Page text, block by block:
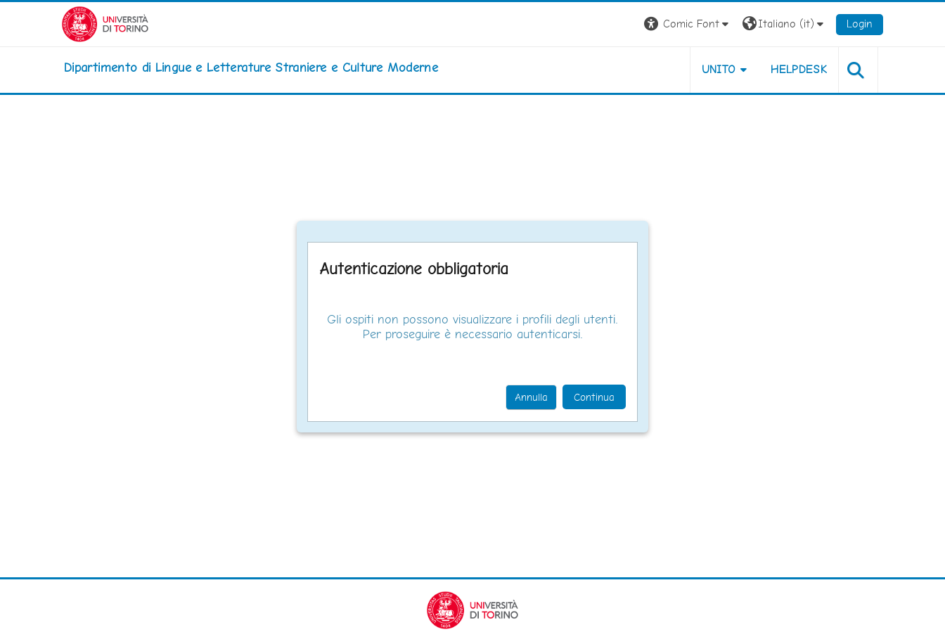
Vai al contenuto principale
Comic Font
Italiano ‎(it)‎ Login
Dipartimento di Lingue e Letterature Straniere e Culture Moderne UNITO HELPDESK
Autenticazione obbligatoria
Gli ospiti non possono visualizzare i profili degli utenti.
Per proseguire è necessario autenticarsi.
Annulla Continua